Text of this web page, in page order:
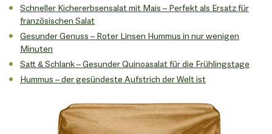
Schneller Kichererbsensalat mit Mais – Perfekt als Ersatz für
französischen Salat
Gesunder Genuss – Roter Linsen Hummus in nur wenigen
Minuten
Satt & Schlank – Gesunder Quinoasalat für die Frühlingstage
Hummus – der gesündeste Aufstrich der Welt ist